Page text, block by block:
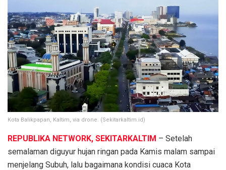
Kota Balikpapan, Kaltim, via drone. (Sekitarkaltim.id)
REPUBLIKA NETWORK, SEKITARKALTIM – Setelah
semalaman diguyur hujan ringan pada Kamis malam sampai
menjelang Subuh, lalu bagaimana kondisi cuaca Kota